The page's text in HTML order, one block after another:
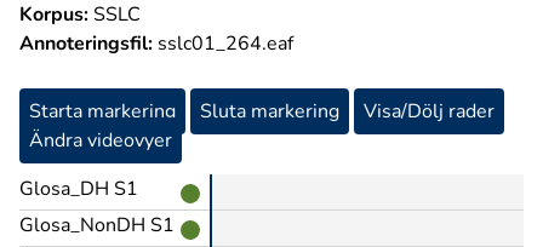
Korpus:SSLC
Annoteringsfil: sslc01_264.eaf
Starta markering Sluta markering
Visa/Dölj rader
Ändra videovyer
Glosa_DH S1
Glosa_NonDH S1